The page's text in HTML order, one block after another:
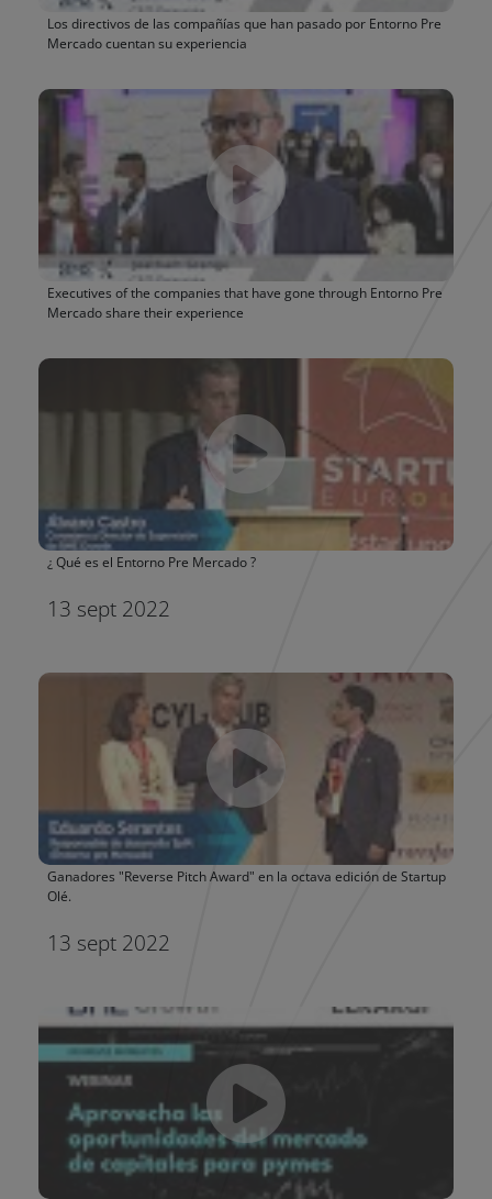
Los directivos de las compañías que han pasado por Entorno Pre
Mercado cuentan su experiencia
Executives of the companies that have gone through Entorno Pre
Mercado share their experience
¿ Qué es el Entorno Pre Mercado ?
13 sept 2022
Ganadores "Reverse Pitch Award" en la octava edición de Startup
Olé.
13 sept 2022